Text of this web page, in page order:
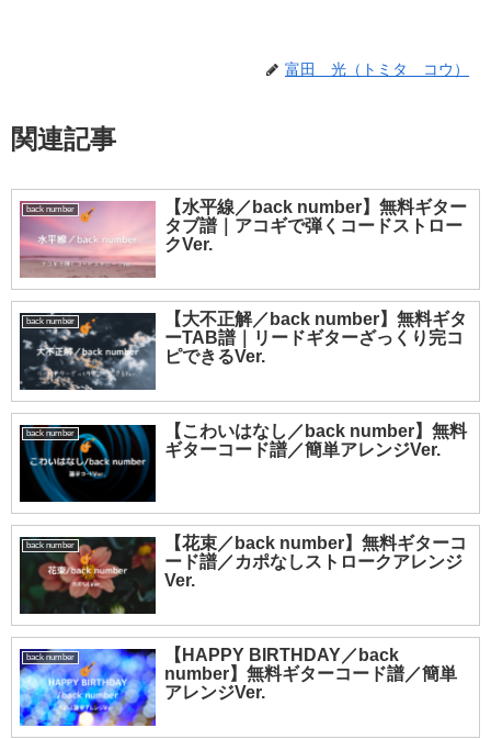
富田 光（トミタ コウ）
関連記事
back number
【水平線／back number】無料ギター
タブ譜｜アコギで弾くコードストロー
クVer.
back number
【大不正解／back number】無料ギタ
ーTAB譜｜リードギターざっくり完コ
ピできるVer.
back number
【こわいはなし／back number】無料
ギターコード譜／簡単アレンジVer.
back number
【花束／back number】無料ギターコ
ード譜／カポなしストロークアレンジ
Ver.
back number
【HAPPY BIRTHDAY／back
number】無料ギターコード譜／簡単
アレンジVer.